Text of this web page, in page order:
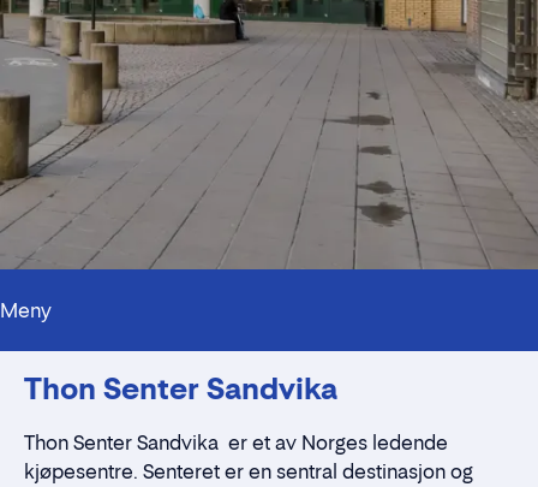
Meny
Alt du trenger å vite
Standleie
Kontaktskjema
Thon Senter Sandvika
Thon Senter Sandvika er et av Norges ledende
kjøpesentre. Senteret er en sentral destinasjon og